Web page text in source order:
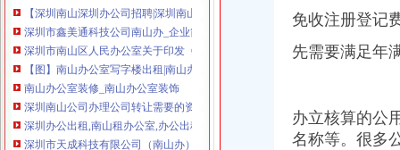
深圳市鑫美通科技公司南山办_企业简介（本公司2004年成立于深圳,
深圳市南山区人民办公室关于印发《南山区股份合作公司转型发展
【图】南山办公室写字楼出租|南山办公室180一个月针对不办公要注
南山办公室装修_南山办公室装饰
深圳南山公司办理公司转让需要的资质-商务-十堰网
深圳办公出租,南山租办公室,办公出租,众创空间,丰窝虚拟产业园
深圳市天成科技有限公司（南山办）
深圳南山区办公室搬迁厂家-中科商务网-深圳市深港实业科技有
免收注册登记
先需要满足年
办立核算的公
名称等。很多